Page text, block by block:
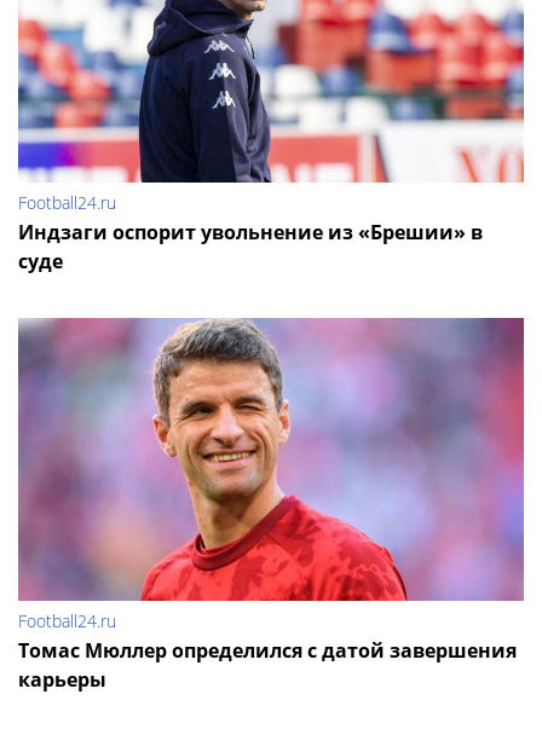
Football24.ru
Индзаги оспорит увольнение из «Брешии» в
суде
Football24.ru
Томас Мюллер определился с датой завершения
карьеры